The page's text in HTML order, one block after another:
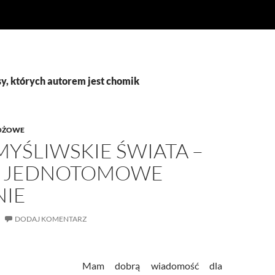
których autorem jest chomik
ŚWIATA –
DODAJ KOMENTARZ
Mam dobrą wiadomość dla